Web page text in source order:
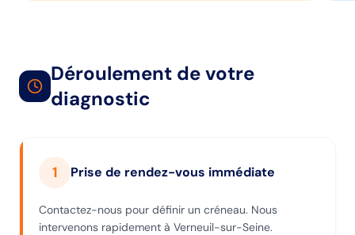
Déroulement de votre
diagnostic
1 Prise de rendez-vous immédiate
Contactez-nous pour définir un créneau. Nous
intervenons rapidement à Verneuil-sur-Seine.